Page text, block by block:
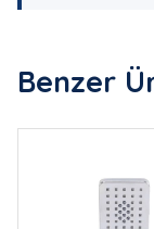
Benzer